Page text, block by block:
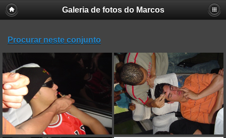
Galeria de fotos do Marcos
Procurar neste conjunto